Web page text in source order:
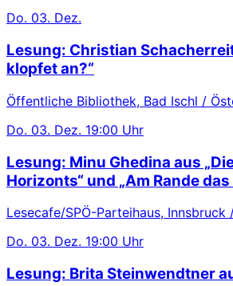
Do. 03. Dez.
Lesung: Christian
klopfet an?“
Öffentliche Bibliothek, Bad Ischl /
Do. 03. Dez. 19:00 Uhr
Lesung: Minu Ghedina aus
Horizonts“ und „Am Rande
Lesecafe/SPÖ-Parteihaus, Innsbruck
Do. 03. Dez. 19:00 Uhr
Lesung: Brita Steinwendtner